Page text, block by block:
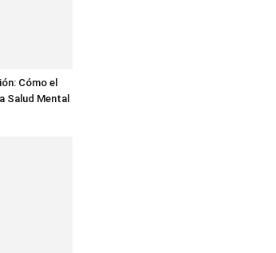
Cómo el
Salud Mental